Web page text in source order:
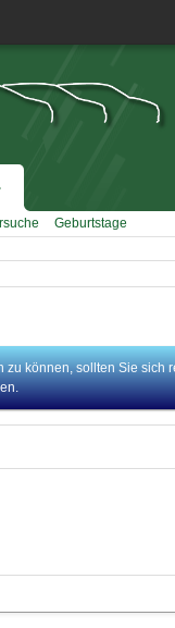
Geburtstage
zu können, sollten Sie sich